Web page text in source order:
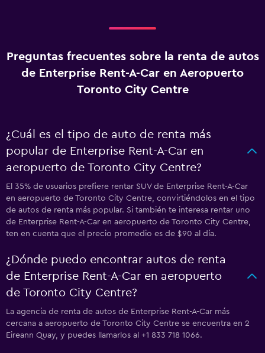
Preguntas frecuentes sobre la renta de autos
de Enterprise Rent-A-Car en Aeropuerto
Toronto City Centre
¿Cuál es el tipo de auto de renta más
popular de Enterprise Rent-A-Car en
aeropuerto de Toronto City Centre?
El 35% de usuarios prefiere rentar SUV de Enterprise Rent-A-Car
en aeropuerto de Toronto City Centre, convirtiéndolos en el tipo
de autos de renta más popular. Si también te interesa rentar uno
de Enterprise Rent-A-Car en aeropuerto de Toronto City Centre,
ten en cuenta que el precio promedio es de $90 al día.
¿Dónde puedo encontrar autos de renta
de Enterprise Rent-A-Car en aeropuerto
de Toronto City Centre?
La agencia de renta de autos de Enterprise Rent-A-Car más
cercana a aeropuerto de Toronto City Centre se encuentra en 2
Eireann Quay, y puedes llamarlos al +1 833 718 1066.